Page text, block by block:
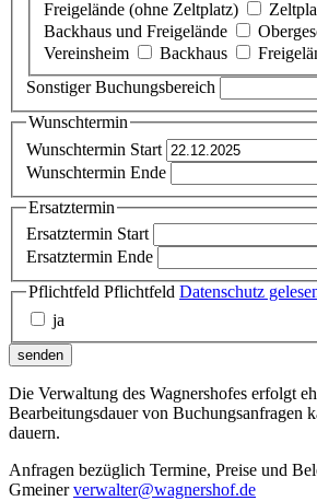
Freigelände (ohne Zeltplatz)
Backhaus und Freigelände
Vereinsheim
Backhaus
Sonstiger Buchungsbereich
Wunschtermin
Wunschtermin Start
Wunschtermin Ende
Ersatztermin
Ersatztermin Start
Ersatztermin Ende
Pflichtfeld Pflichtfeld Datenschutz
ja
senden
Die Verwaltung des Wagnershofes erfolgt
Bearbeitungsdauer von Buchungsanfragen
dauern.
Anfragen bezüglich Termine, Preise und
Gmeinerverwalter@wagnershof.de